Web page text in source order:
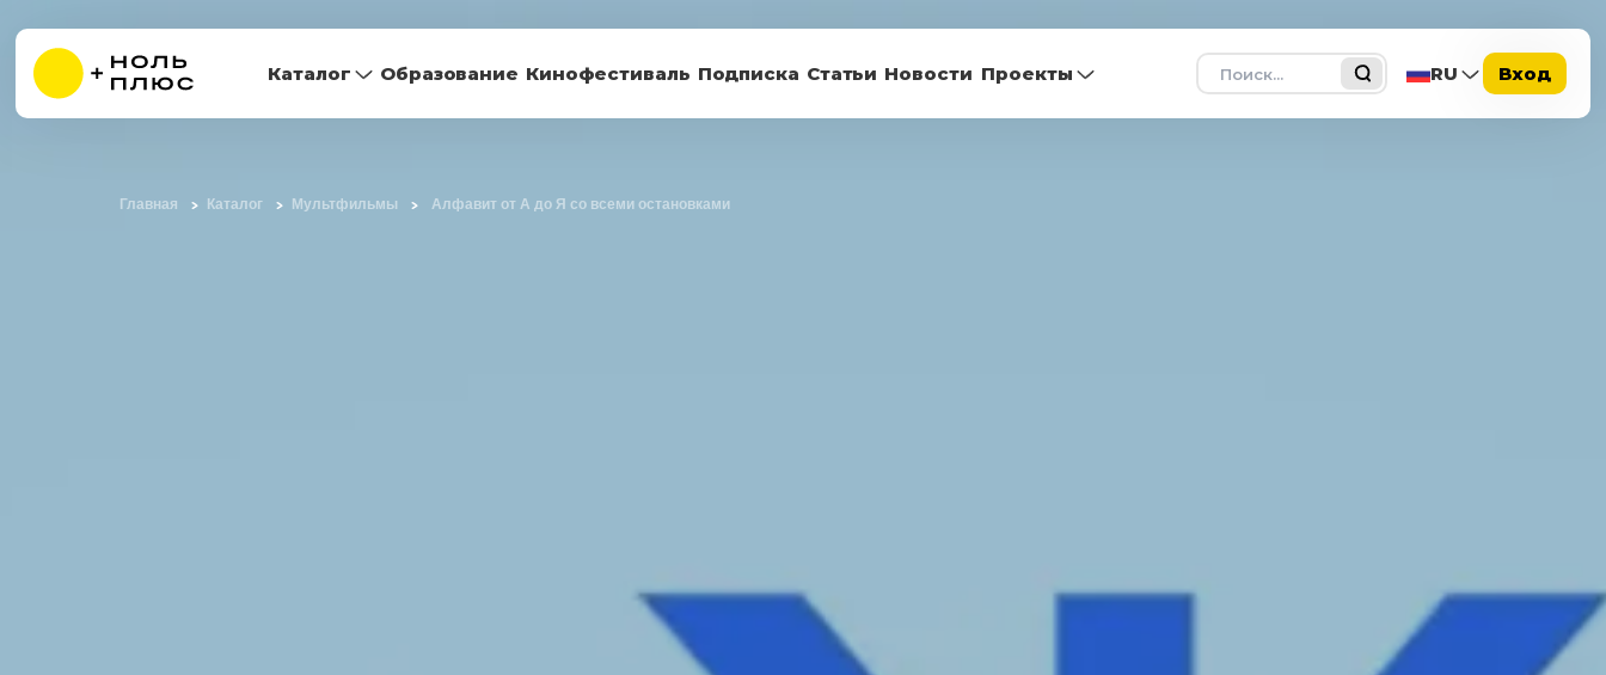
Каталог Образование Кинофестиваль Подписка Статьи Новости Проекты Поиск RU Вход
Главная Каталог Мультфильмы Алфавит от А до Я со всеми остановками